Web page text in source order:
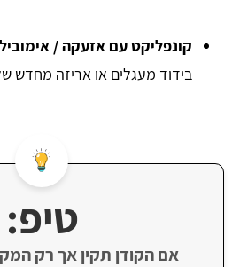
קונפליקט עם אזעקה /
בידוד מעגלים או אריזה מחדש
טיפ:
אם הקודן תקין אך רק